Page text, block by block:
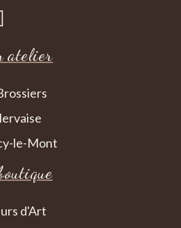
atelier
le-Mont
d'Art